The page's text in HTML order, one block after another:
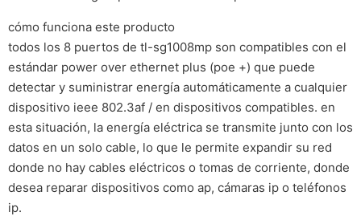
cómo funciona este producto
todos los 8 puertos de tl-sg1008mp son compatibles con el
estándar power over ethernet plus (poe +) que puede
detectar y suministrar energía automáticamente a cualquier
dispositivo ieee 802.3af / en dispositivos compatibles. en
esta situación, la energía eléctrica se transmite junto con los
datos en un solo cable, lo que le permite expandir su red
donde no hay cables eléctricos o tomas de corriente, donde
desea reparar dispositivos como ap, cámaras ip o teléfonos
ip.